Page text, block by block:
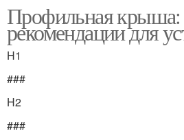
Профильная
рекомендации для
H1
###
H2
###